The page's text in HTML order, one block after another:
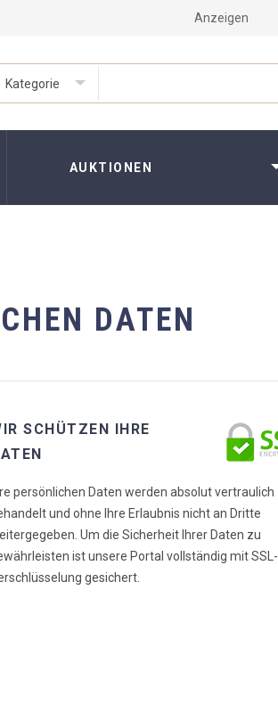
Anzeigen
Kategorie
AUKTIONEN
DATEN
SCHÜTZEN IHRE
persönlichen Daten werden absolut vertraulich
und ohne Ihre Erlaubnis nicht an Dritte
Um die Sicherheit Ihrer Daten zu
ist unsere Portal vollständig mit SSL-
gesichert.